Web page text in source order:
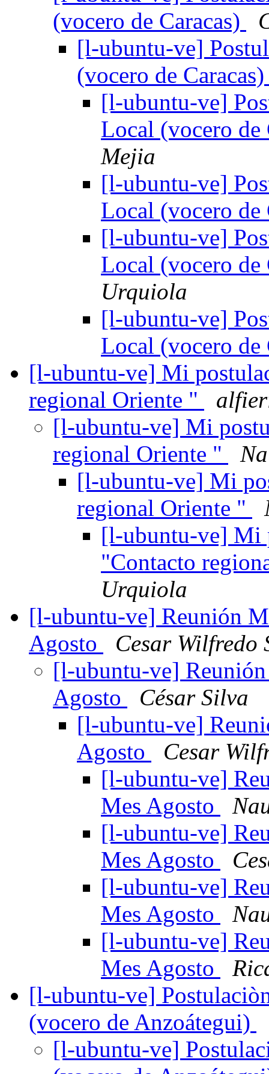
(vocero de Caracas)
[l-ubuntu-ve]
(vocero de
[l-ubuntu-ve]
Local (vocero de
Mejia
[l-ubuntu-ve]
Local (vocero de
[l-ubuntu-ve]
Local (vocero de
Urquiola
[l-ubuntu-ve]
Local (vocero de
[l-ubuntu-ve] Mi
regional Oriente "
[l-ubuntu-ve] Mi
regional Oriente "
[l-ubuntu-ve] Mi
regional Oriente "
[l-ubuntu-ve] Mi
"Contacto
Urquiola
[l-ubuntu-ve] Reunión
Agosto
Cesar Wilfredo
[l-ubuntu-ve]
Agosto
César Silva
[l-ubuntu-ve]
Agosto
Cesar
[l-ubuntu-ve]
Mes Agosto
[l-ubuntu-ve]
Mes Agosto
[l-ubuntu-ve]
Mes Agosto
[l-ubuntu-ve]
Mes Agosto
[l-ubuntu-ve]
(vocero de Anzoátegui)
[l-ubuntu-ve]